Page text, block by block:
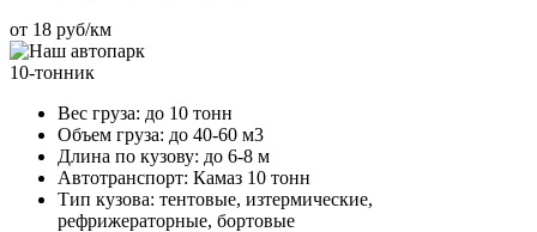
от 18 руб/км
10-тонник
Вес груза: до 10 тонн
Объем груза: до 40-60 м3
Длина по кузову: до 6-8 м
Автотранспорт: Камаз 10 тонн
Тип кузова: тентовые, изтермические,
рефрижераторные, бортовые